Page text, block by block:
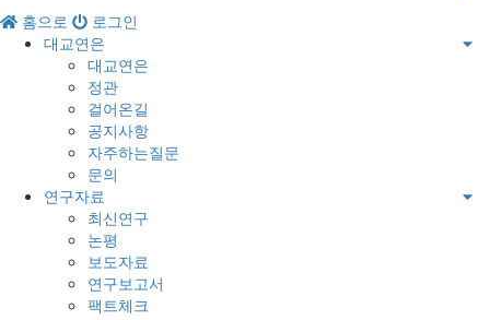
홈으로
로그인
대교연은
대교연은
정관
걸어온길
공지사항
자주하는질문
문의
연구자료
최신연구
논평
보도자료
연구보고서
팩트체크